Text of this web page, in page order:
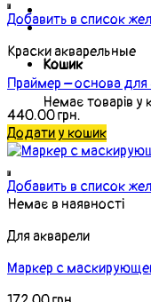
Кошик
Немає товарів у
Добавить в список
Краски акварельные
Праймер – основа для
440.00грн.
Додати у кошик
Добавить в список
Немає в наявності
Для акварели
Маркер с